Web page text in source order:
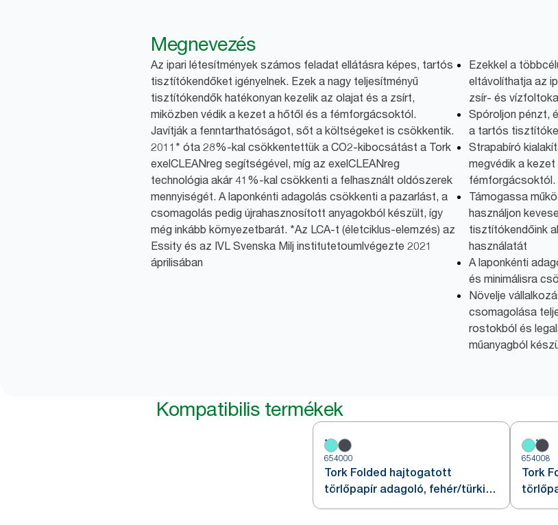
Megnevezés
Az ipari létesítmények számos feladat ellátásra képes, tartós
tisztítókendőket igényelnek. Ezek a nagy teljesítményű
tisztítókendők hatékonyan kezelik az olajat és a zsírt,
miközben védik a kezet a hőtől és a fémforgácsoktól.
Javítják a fenntarthatóságot, sőt a költségeket is csökkentik.
2011* óta 28%-kal csökkentettük a CO2-kibocsátást a Tork
exelCLEANreg segítségével, míg az exelCLEANreg
technológia akár 41%-kal csökkenti a felhasznált oldószerek
mennyiségét. A laponkénti adagolás csökkenti a pazarlást, a
csomagolás pedig újrahasznosított anyagokból készült, így
még inkább környezetbarát. *Az LCA-t (életciklus-elemzés) az
Essity és az IVL Svenska Milj institutetoumlvégezte 2021
áprilisában
Ezekkel a
eltávolíthatja az
zsír- és
Spóroljon pénzt,
a tartós
Strapabíró
megvédik a
fémforgácsoktól.
Támogassa
használjon
tisztítókendőink
használatát
A laponkénti
és minimálisra
Növelje
csomagolása
rostokból és
műanyagból
Kompatibilis termékek
654000
Tork Folded hajtogatott
törlőpapír adagoló, fehér/türkiz,
W4
654008
Tork
piros/